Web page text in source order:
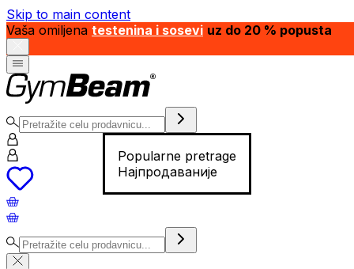
Skip to main content
Vaša omiljena testenina i sosevi uz do 20 % popusta
Popularne pretrage
Најпродаваније